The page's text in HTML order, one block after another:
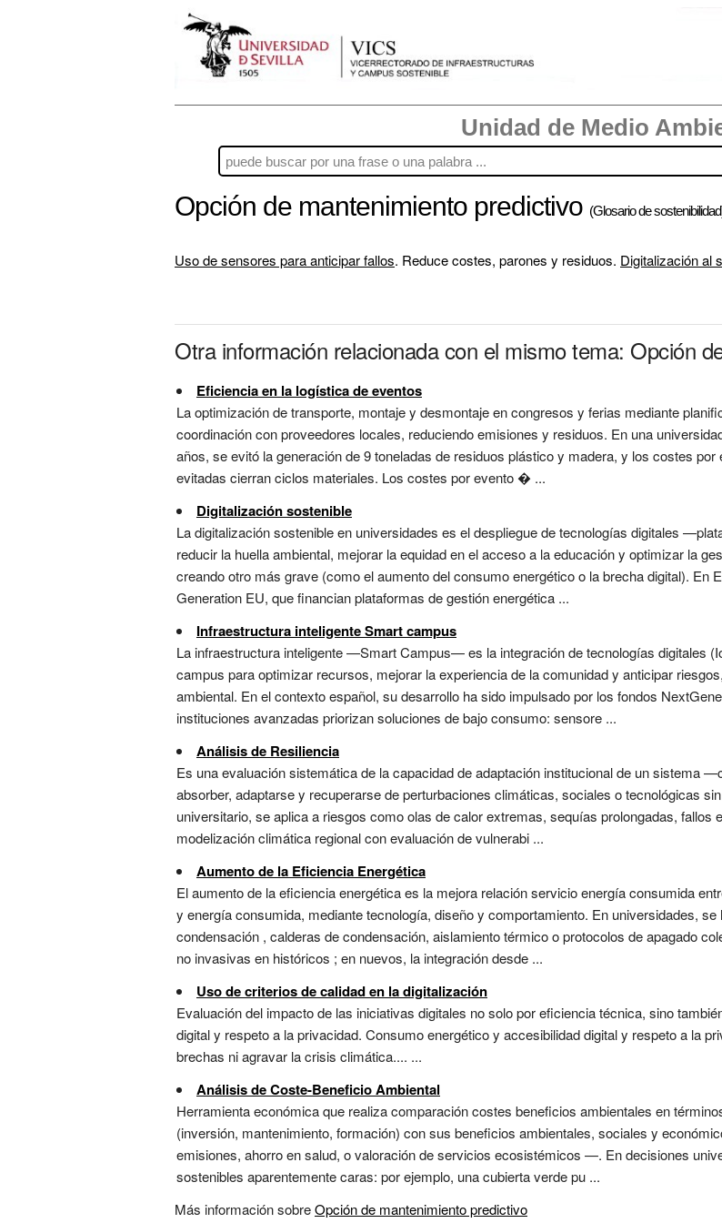
Unidad de Medio
Opción de mantenimiento predictivo (Glosario de
Uso de sensores para anticipar fallos. Reduce costes, parones y residuos. Digitalización al
Otra información relacionada con el mismo tema: Opción
Eficiencia en la logística de eventos
La optimización de transporte, montaje y desmontaje en congresos y ferias mediante
coordinación con proveedores locales, reduciendo emisiones y residuos. En una
años, se evitó la generación de 9 toneladas de residuos plástico y madera, y los costes
evitadas cierran ciclos materiales. Los costes por evento � ...
Digitalización sostenible
La digitalización sostenible en universidades es el despliegue de tecnologías digitales
reducir la huella ambiental, mejorar la equidad en el acceso a la educación y optimizar la
creando otro más grave (como el aumento del consumo energético o la brecha digital). En
Generation EU, que financian plataformas de gestión energética ...
Infraestructura inteligente Smart campus
La infraestructura inteligente —Smart Campus— es la integración de tecnologías digitales
campus para optimizar recursos, mejorar la experiencia de la comunidad y anticipar
ambiental. En el contexto español, su desarrollo ha sido impulsado por los fondos
instituciones avanzadas priorizan soluciones de bajo consumo: sensore ...
Análisis de Resiliencia
Es una evaluación sistemática de la capacidad de adaptación institucional de un sistema
absorber, adaptarse y recuperarse de perturbaciones climáticas, sociales o tecnológicas
universitario, se aplica a riesgos como olas de calor extremas, sequías prolongadas,
modelización climática regional con evaluación de vulnerabi ...
Aumento de la Eficiencia Energética
El aumento de la eficiencia energética es la mejora relación servicio energía consumida
y energía consumida, mediante tecnología, diseño y comportamiento. En universidades,
condensación , calderas de condensación, aislamiento térmico o protocolos de apagado
no invasivas en históricos ; en nuevos, la integración desde ...
Uso de criterios de calidad en la digitalización
Evaluación del impacto de las iniciativas digitales no solo por eficiencia técnica, sino
digital y respeto a la privacidad. Consumo energético y accesibilidad digital y respeto a la
brechas ni agravar la crisis climática.... ...
Análisis de Coste-Beneficio Ambiental
Herramienta económica que realiza comparación costes beneficios ambientales en
(inversión, mantenimiento, formación) con sus beneficios ambientales, sociales y
emisiones, ahorro en salud, o valoración de servicios ecosistémicos —. En decisiones
sostenibles aparentemente caras: por ejemplo, una cubierta verde pu ...
Más información sobreOpción de mantenimiento predictivo